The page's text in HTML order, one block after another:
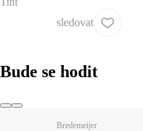
sledovat
Bude se hodit
Bredemeijer